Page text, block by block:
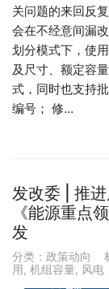
关问题的来回反
会在不经意间漏
划分模式下，使
及尺寸、额定容
式，同时也支持
编号； 修…
发改委 | 推
《能源重点
发
分类： 政策动向
用, 机组容量, 风电